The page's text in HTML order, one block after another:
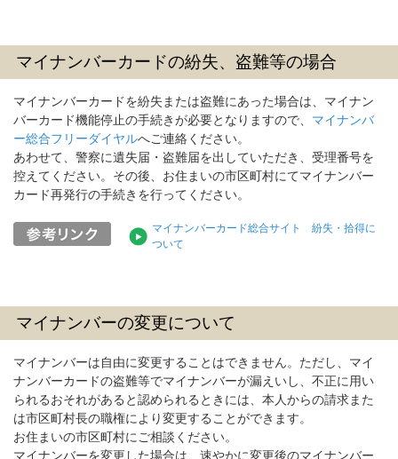
マイナンバーカードの紛失、盗難等の場合
マイナンバーカードを紛失または盗難にあった場合は、マイナン
バーカード機能停止の手続きが必要となりますので、 マイナンバ
ー総合フリーダイヤルへご連絡ください。
あわせて、警察に遺失届・盗難届を出していただき、受理番号を
控えてください。その後、お住まいの市区町村にてマイナンバー
カード再発行の手続きを行ってください。
マイナンバーカード総合サイト 紛失・拾得に
ついて
マイナンバーの変更について
マイナンバーは自由に変更することはできません。ただし、マイ
ナンバーカードの盗難等でマイナンバーが漏えいし、不正に用い
られるおそれがあると認められるときには、本人からの請求また
は市区町村長の職権により変更することができます。
お住まいの市区町村にご相談ください。
マイナンバーを変更した場合は、速やかに変更後のマイナンバー